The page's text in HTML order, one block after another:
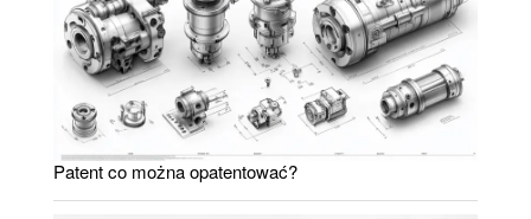
Patent co można opatentować?